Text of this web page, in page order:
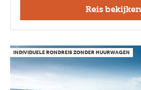
Reis bekijken
INDIVIDUELE RONDREIS ZONDER HUURWAGEN